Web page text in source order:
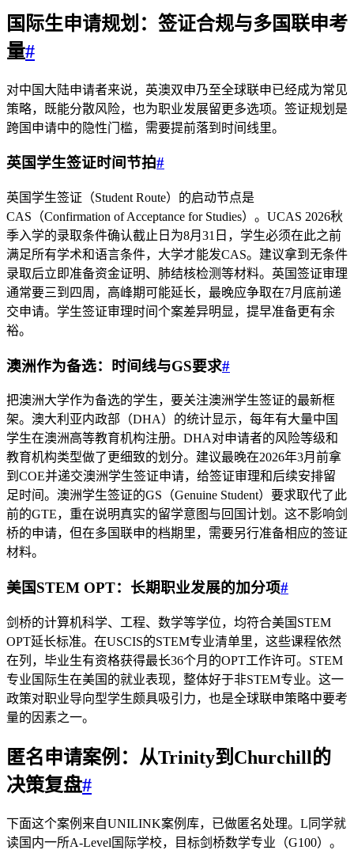
国际生申请规划：签证合规与多国联申考
量#
对中国大陆申请者来说，英澳双申乃至全球联申已经成为常见
策略，既能分散风险，也为职业发展留更多选项。签证规划是
跨国申请中的隐性门槛，需要提前落到时间线里。
英国学生签证时间节拍#
英国学生签证（Student Route）的启动节点是
CAS（Confirmation of Acceptance for Studies）。UCAS 2026秋
季入学的录取条件确认截止日为8月31日，学生必须在此之前
满足所有学术和语言条件，大学才能发CAS。建议拿到无条件
录取后立即准备资金证明、肺结核检测等材料。英国签证审理
通常要三到四周，高峰期可能延长，最晚应争取在7月底前递
交申请。学生签证审理时间个案差异明显，提早准备更有余
裕。
澳洲作为备选：时间线与GS要求#
把澳洲大学作为备选的学生，要关注澳洲学生签证的最新框
架。澳大利亚内政部（DHA）的统计显示，每年有大量中国
学生在澳洲高等教育机构注册。DHA对申请者的风险等级和
教育机构类型做了更细致的划分。建议最晚在2026年3月前拿
到COE并递交澳洲学生签证申请，给签证审理和后续安排留
足时间。澳洲学生签证的GS（Genuine Student）要求取代了此
前的GTE，重在说明真实的留学意图与回国计划。这不影响剑
桥的申请，但在多国联申的档期里，需要另行准备相应的签证
材料。
美国STEM OPT：长期职业发展的加分项#
剑桥的计算机科学、工程、数学等学位，均符合美国STEM
OPT延长标准。在USCIS的STEM专业清单里，这些课程依然
在列，毕业生有资格获得最长36个月的OPT工作许可。STEM
专业国际生在美国的就业表现，整体好于非STEM专业。这一
政策对职业导向型学生颇具吸引力，也是全球联申策略中要考
量的因素之一。
匿名申请案例：从Trinity到Churchill的
决策复盘#
下面这个案例来自UNILINK案例库，已做匿名处理。L同学就
读国内一所A-Level国际学校，目标剑桥数学专业（G100）。